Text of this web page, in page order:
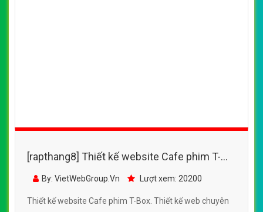
[rapthang8] Thiết kế website Cafe phim T-
Box đẹp, chuyên nghiệp chuẩn SEO
By: VietWebGroup.Vn Lượt xem: 20200
Thiết kế website Cafe phim T-Box. Thiết kế web chuyên